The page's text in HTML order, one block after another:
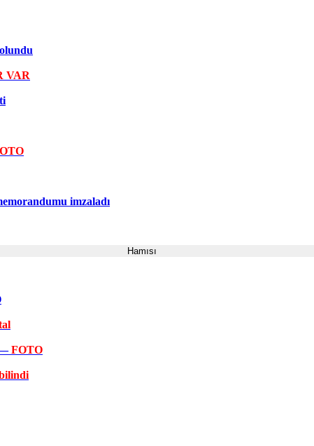
VAR
imzaladı
Hamısı
—FOTO